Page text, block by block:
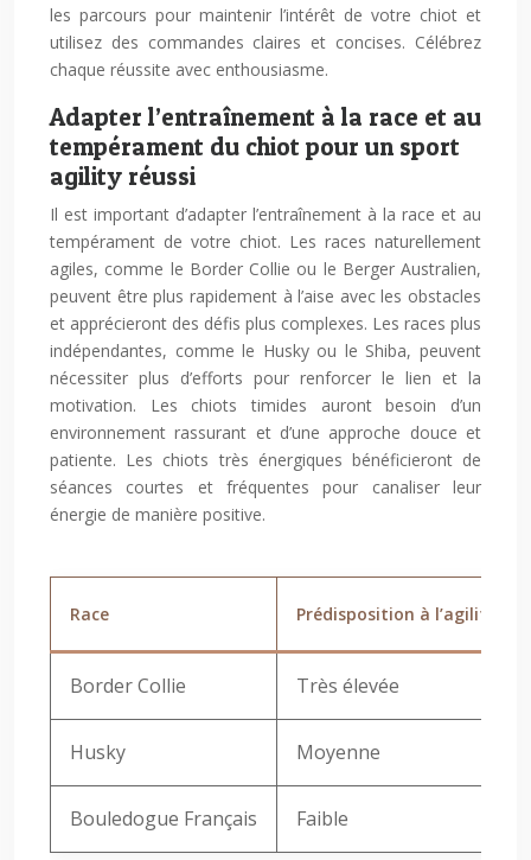
les parcours pour maintenir l’intérêt de votre chiot et
utilisez des commandes claires et concises. Célébrez
chaque réussite avec enthousiasme.
Adapter l’entraînement à la race et au
tempérament du chiot pour un sport
agility réussi
Il est important d’adapter l’entraînement à la race et au
tempérament de votre chiot. Les races naturellement
agiles, comme le Border Collie ou le Berger Australien,
peuvent être plus rapidement à l’aise avec les obstacles
et apprécieront des défis plus complexes. Les races plus
indépendantes, comme le Husky ou le Shiba, peuvent
nécessiter plus d’efforts pour renforcer le lien et la
motivation. Les chiots timides auront besoin d’un
environnement rassurant et d’une approche douce et
patiente. Les chiots très énergiques bénéficieront de
séances courtes et fréquentes pour canaliser leur
énergie de manière positive.
Race Prédisposition à l’agility
Border Collie Très élevée
Husky Moyenne
Bouledogue Français Faible